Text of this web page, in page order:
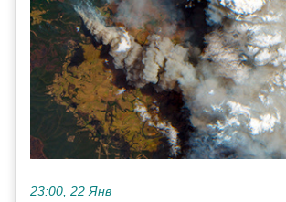
23:00, 22 Янв